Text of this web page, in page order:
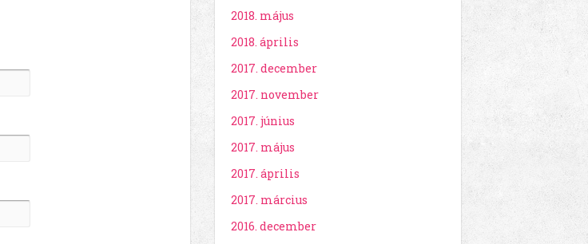
2018. május
2018. április
2017. december
2017. november
2017. június
2017. május
2017. április
2017. március
2016. december